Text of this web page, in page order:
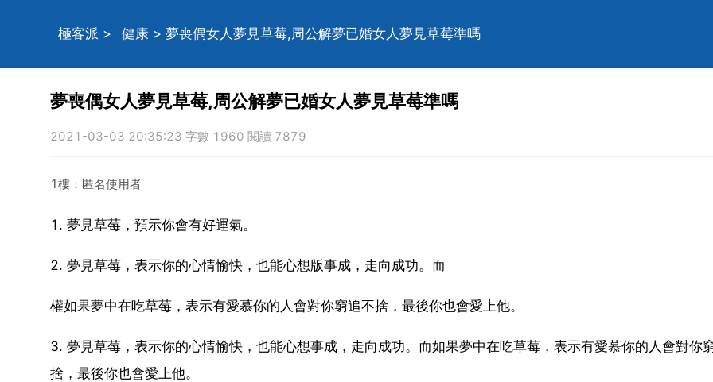
極客派 > 健康 > 夢喪偶女人夢見草莓,周公解夢已婚女人夢見草莓準嗎
夢喪偶女人夢見草莓,周公解夢已婚女人夢見草莓準嗎
2021-03-03 20:35:23 字數 1960 閱讀 7879
1樓：匿名使用者
1. 夢見草莓，預示你會有好運氣。
2. 夢見草莓，表示你的心情愉快，也能心想版事成，走向成功。而
權如果夢中在吃草莓，表示有愛慕你的人會對你窮追不捨，最後你也會愛上他。
3. 夢見草莓，表示你的心情愉快，也能心想事成，走向成功。而如果夢中在吃草莓，表示有愛慕你的人會對你
捨，最後你也會愛上他。